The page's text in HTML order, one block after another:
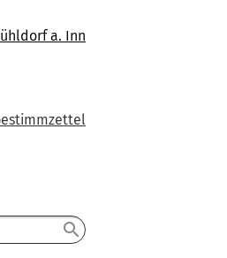
a. Inn
search